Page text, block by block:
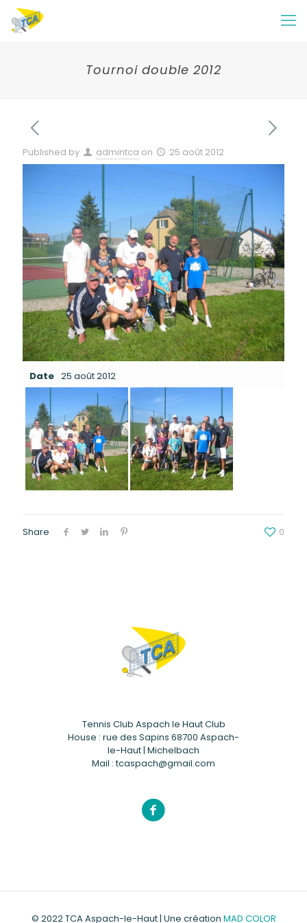
Tournoi double 2012
Published by admintca on 25 août 2012
Date 25 août 2012
Share 0
Tennis Club Aspach le Haut Club
House : rue des Sapins 68700 Aspach-
le-Haut | Michelbach
Mail : tcaspach@gmail.com
© 2022 TCA Aspach-le-Haut | Une création MAD COLOR